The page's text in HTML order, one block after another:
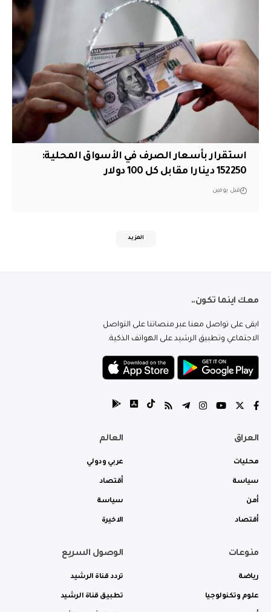
استقرار بأسعار الصرف في الأسواق المحلية:
152250 دينارا مقابل كل 100 دولار
قبل يومين
المزيد
معك اينما تكون..
ابقى على تواصل معنا عبر منصاتنا على التواصل
الاجتماعي وتطبيق الرشيد على الهواتف الذكية.
العراق
محليات
سياسة
أمن
أقتصاد
العالم
عربي ودولي
أقتصاد
سياسة
الاخيرة
منوعات
رياضة
علوم وتكنولوجيا
الوصول السريع
تردد قناة الرشيد
تطبيق قناة الرشيد